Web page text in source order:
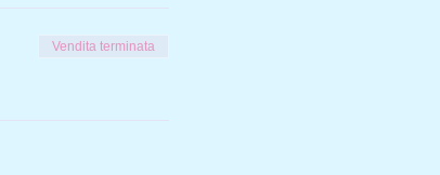
Vendita terminata